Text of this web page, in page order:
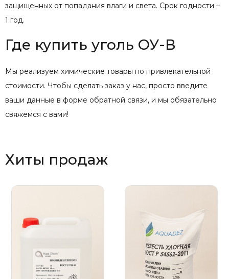
защищенных от попадания влаги и света. Срок годности –
1 год.
Где купить уголь ОУ-В
Мы реализуем химические товары по привлекательной
стоимости. Чтобы сделать заказ у нас, просто введите
ваши данные в форме обратной связи, и мы обязательно
свяжемся с вами!
Хиты продаж